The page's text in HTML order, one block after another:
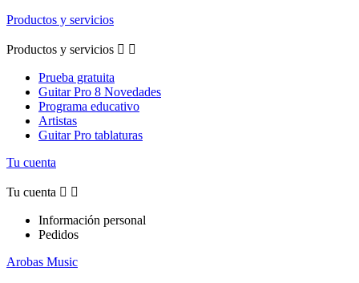
Productos y servicios
Productos y servicios  
Prueba gratuita
Guitar Pro 8 Novedades
Programa educativo
Artistas
Guitar Pro tablaturas
Tu cuenta
Tu cuenta  
Información personal
Pedidos
Arobas Music